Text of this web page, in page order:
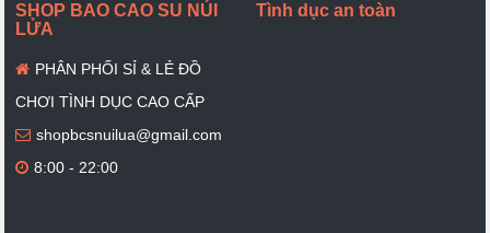
SHOP BAO CAO SU NÚI
LỬA
PHÂN PHỐI SỈ & LẺ ĐỒ
CHƠI TÌNH DỤC CAO CẤP
shopbcsnuilua@gmail.com
8:00 - 22:00
Tình dục an toàn